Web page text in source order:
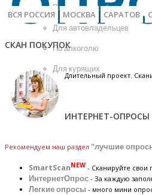
Владельцы собак
Для автовладельцев
По алкоголю
Для курящих
ВСЯ РОССИЯ МОСКВА САРАТОВ
СКАН ПОКУПОК
Длительный проект.
ИНТЕРНЕТ-ОПРОСЫ
Рекомендуем наш раздел "лучшие
SmartScan NEW - Сканируйте свои
ИнтернетОпрос - За каждую
Легкие опросы - много мини